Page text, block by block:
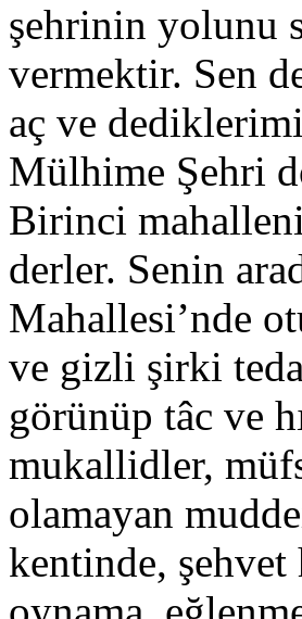
şehrinin yolunu
vermektir. Sen
aç ve
Mülhime Şehri
Birinci
derler. Senin
Mahallesi’nde
ve gizli şirki
görünüp tâc ve
mukallidler,
olamayan
kentinde, şehvet